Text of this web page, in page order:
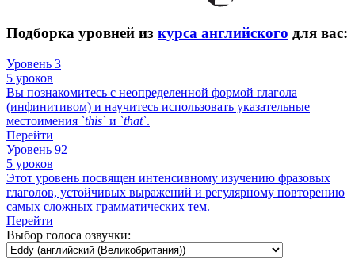
Подборка уровней из курса английского для вас:
Уровень 3
5 уроков
Вы познакомитесь с неопределенной формой глагола
(инфинитивом) и научитесь использовать указательные
местоимения `this` и `that`.
Перейти
Уровень 92
5 уроков
Этот уровень посвящен интенсивному изучению фразовых
глаголов, устойчивых выражений и регулярному повторению
самых сложных грамматических тем.
Перейти
Выбор голоса озвучки: